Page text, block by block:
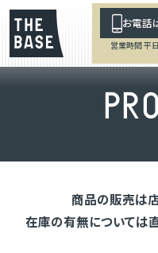
お電話
営業時間 平
PRO
商品の販売は
在庫の有無については